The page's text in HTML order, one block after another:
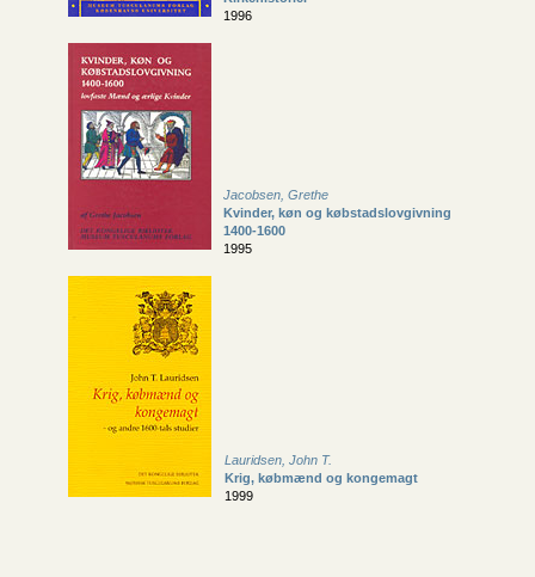
1996
Jacobsen, Grethe
Kvinder, køn og købstadslovgivning
1400-1600
1995
Lauridsen, John T.
Krig, købmænd og kongemagt
1999